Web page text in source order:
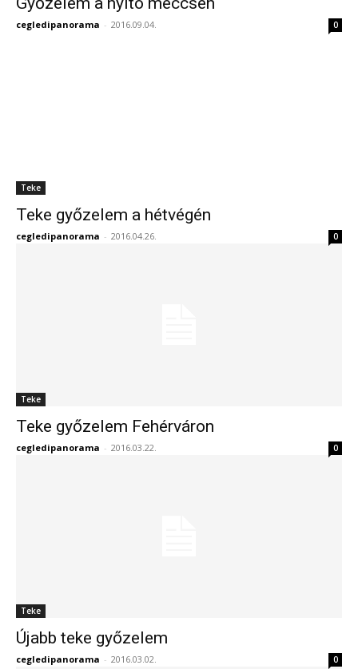
cegledipanorama - 2016.09.04. 0
Teke
Teke győzelem a hétvégén
cegledipanorama - 2016.04.26. 0
Teke
Teke győzelem Fehérváron
cegledipanorama - 2016.03.22. 0
Teke
Újabb teke győzelem
cegledipanorama - 2016.03.02. 0